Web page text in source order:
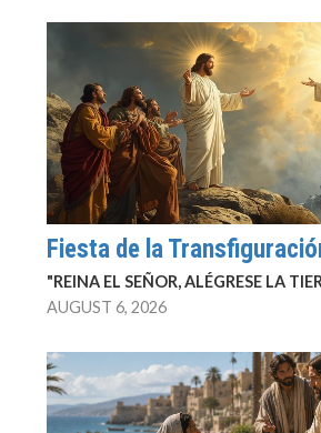
Fiesta de la
"REINA EL SEÑOR, ALÉGRESE LA
AUGUST 6, 2026